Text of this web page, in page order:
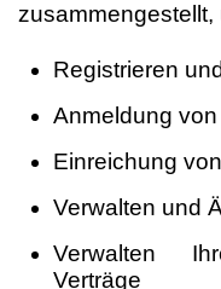
Registrieren
Anmeldung
Einreichung
Verwalten und
Verwalten
Verträge